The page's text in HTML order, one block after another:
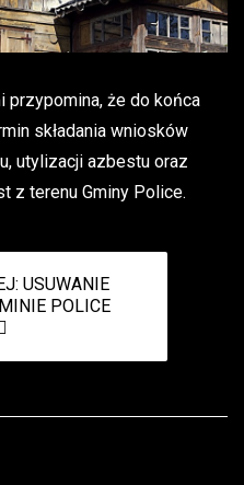
przypomina, że do końca
składania wniosków
utylizacji azbestu oraz
z terenu Gminy Police.
USUWANIE
POLICE